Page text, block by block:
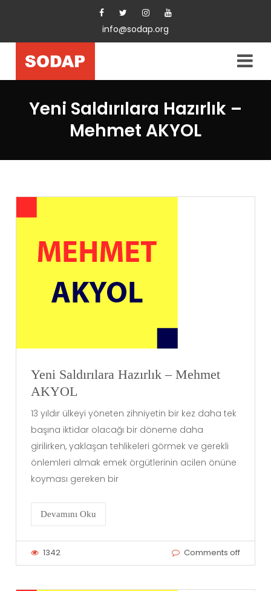
info@sodap.org
Yeni Saldırılara Hazırlık –
Mehmet AKYOL
Yeni Saldırılara Hazırlık – Mehmet
AKYOL
13 yıldır ülkeyi yöneten zihniyetin bir kez daha tek
başına iktidar olacağı bir döneme daha
girilirken, yaklaşan tehlikeleri görmek ve gerekli
önlemleri almak emek örgütlerinin acilen önüne
koyması gereken bir
Devamını Oku
1342 Comments off